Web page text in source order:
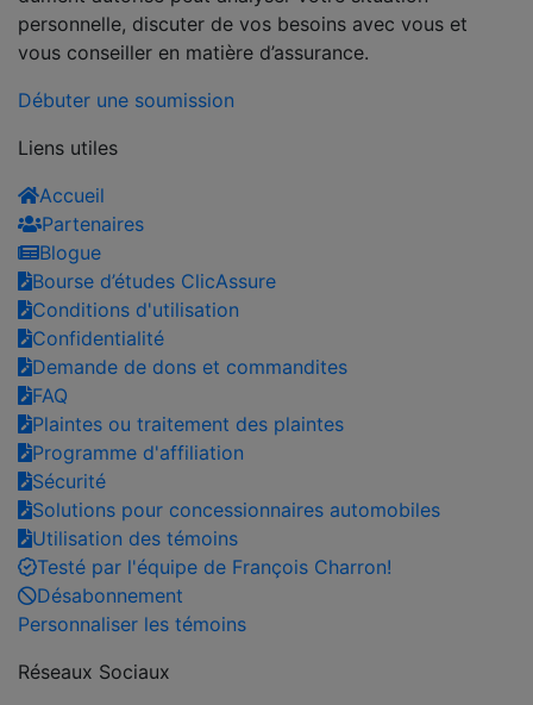
personnelle, discuter de vos besoins avec vous et
vous conseiller en matière d’assurance.
Débuter une soumission
Liens utiles
Accueil
Partenaires
Blogue
Bourse d’études ClicAssure
Conditions d'utilisation
Confidentialité
Demande de dons et commandites
FAQ
Plaintes ou traitement des plaintes
Programme d'affiliation
Sécurité
Solutions pour concessionnaires automobiles
Utilisation des témoins
Testé par l'équipe de François Charron!
Désabonnement
Personnaliser les témoins
Réseaux Sociaux